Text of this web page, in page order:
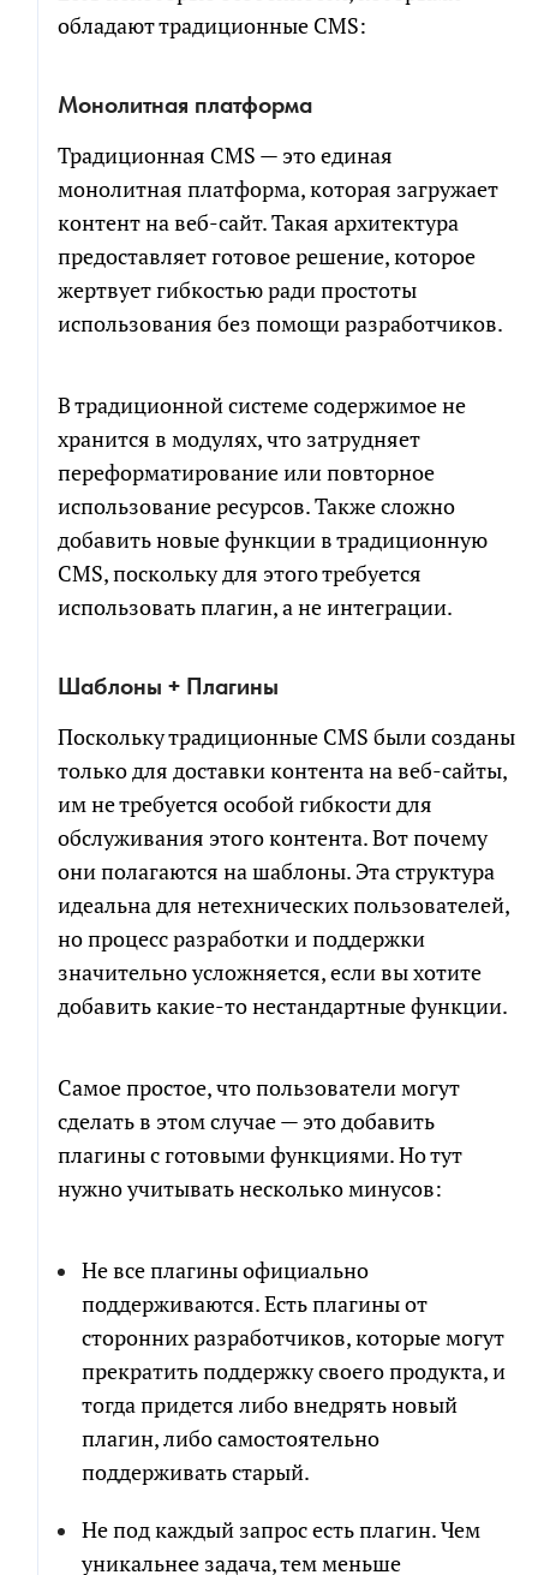
обладают традиционные CMS:
Монолитная платформа
Традиционная CMS — это единая
монолитная платформа, которая загружает
контент на веб-сайт. Такая архитектура
предоставляет готовое решение, которое
жертвует гибкостью ради простоты
использования без помощи разработчиков.
В традиционной системе содержимое не
хранится в модулях, что затрудняет
переформатирование или повторное
использование ресурсов. Также сложно
добавить новые функции в традиционную
CMS, поскольку для этого требуется
использовать плагин, а не интеграции.
Шаблоны + Плагины
Поскольку традиционные CMS были созданы
только для доставки контента на веб-сайты,
им не требуется особой гибкости для
обслуживания этого контента. Вот почему
они полагаются на шаблоны. Эта структура
идеальна для нетехнических пользователей,
но процесс разработки и поддержки
значительно усложняется, если вы хотите
добавить какие-то нестандартные функции.
Самое простое, что пользователи могут
сделать в этом случае — это добавить
плагины с готовыми функциями. Но тут
нужно учитывать несколько минусов:
Не все плагины официально
поддерживаются. Есть плагины от
сторонних разработчиков, которые могут
прекратить поддержку своего продукта, и
тогда придется либо внедрять новый
плагин, либо самостоятельно
поддерживать старый.
Не под каждый запрос есть плагин. Чем
уникальнее задача, тем меньше
РАСЧЕТ СМЕТЫ
Рассчитаем детальную смету и расскажем о
возможных рисках проекта
Как
к
вам
обращаться
Чтобы не беспокоить вас звонками, мы
напишем в мессенджер для выбора
удобного канала связи
Электронная
почта
Расскажите
свою
ПРИКРЕПИТЬ БРИФ ИЛИ ТЗ
Я соглашаюсь на обработку персональных
данных в соответствии сполитикой обработки
персональных данных
Я согласен на получение информационных и
ПОЧТИ ГОТОВО!
Мы собрали сводный документ, который поможет
сориентироваться в долгой переписке, с
возможностью посмотреть диалоги и результаты
генерации кода по отдельным компонентам.
обращаться
Телефон
Электронная
почта
СКАЧАТЬ
Я соглашаюсь на обработку персональных
персональных данных
Я согласен на получение информационных и
рекламных сообщений